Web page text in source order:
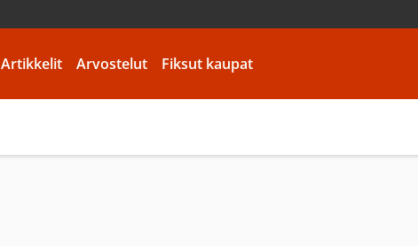
Artikkelit Arvostelut Fiksut kaupat